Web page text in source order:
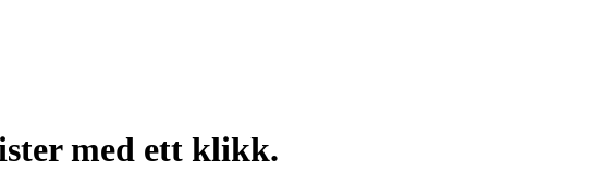
med ett klikk.